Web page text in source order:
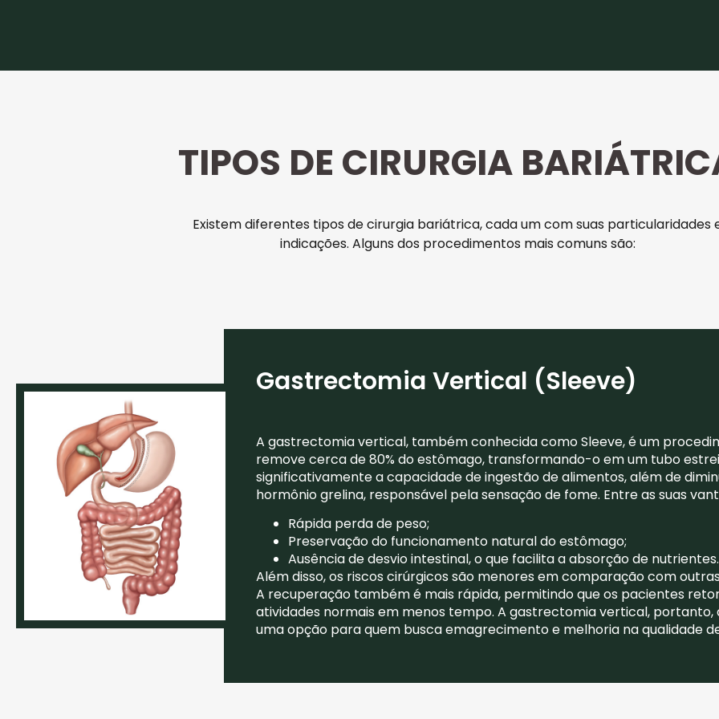
TIPOS DE CIRURGIA
Existem diferentes tipos de cirurgia bariátrica, cada um com suas particularidades
indicações. Alguns dos procedimentos mais comuns são:
Gastrectomia Vertical (Sleeve)
A gastrectomia vertical, também conhecida como Sleeve, é um
remove cerca de 80% do estômago, transformando-o em um tubo
significativamente a capacidade de ingestão de alimentos, além de
hormônio grelina, responsável pela sensação de fome. Entre as suas
Rápida perda de peso;
Preservação do funcionamento natural do estômago;
Ausência de desvio intestinal, o que facilita a absorção de nutrientes.
Além disso, os riscos cirúrgicos são menores em comparação com
A recuperação também é mais rápida, permitindo que os pacientes
atividades normais em menos tempo. A gastrectomia vertical,
uma opção para quem busca emagrecimento e melhoria na qualidade